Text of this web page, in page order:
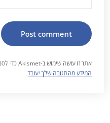
אתר זו עושה שימוש ב-Akismet כדי לסנן תגובות זבל.
המידע מהתגובה שלך יעובד.